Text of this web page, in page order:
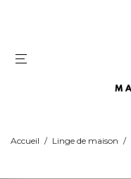
Accueil / Linge de maison /